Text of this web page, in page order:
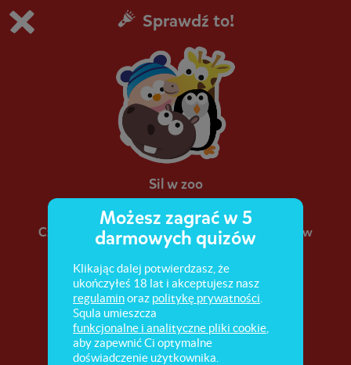
Grasz w wersję demonstracyjną Squli
Kup teraz!
0
Sprawdź to!
Sil w zoo
Czy chcesz towarzyszyć Silowi podczas wizyty w
zoo? Jeśli tak, zagraj w tę misję!
Możesz zagrać w 5
darmowych quizów
Klikając dalej potwierdzasz, że
ukończyłeś 18 lat i akceptujesz nasz
regulaminoraz politykę prywatności
Squla umieszcza
funkcjonalne i analityczne pliki cookie
aby zapewnić Ci optymalne
doświadczenie użytkownika.